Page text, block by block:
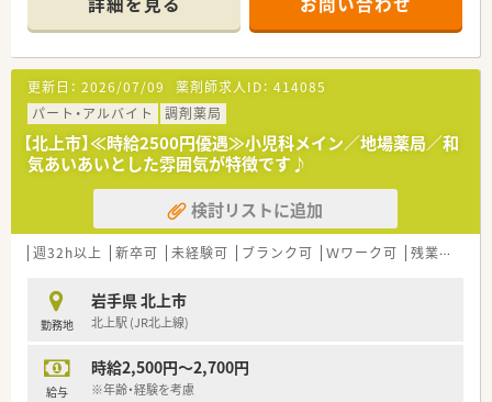
■代表も薬剤師で現場の意見を大事にしている会社です。
■風通しも良く、改善を含めた意見も発信しやすい環境づくりを
されている会社です。
■クリニック門前がメインで出店されている会社で、ドクターと
の関係性も良好です。
更新日： 2026/07/09 薬剤師求人ID： 414085
パート・アルバイト
調剤薬局
【北上市】≪時給2500円優遇≫小児科メイン／地場薬局／和
気あいあいとした雰囲気が特徴です♪
検討リストに追加
週32h以上 新卒可 未経験可 ブランク可 Ｗワーク可 残業なし(ほぼなし含む)
勤務地
岩手県 北上市
北上駅 (JR北上線)
給与
時給2,500円～2,700円
※年齢・経験を考慮